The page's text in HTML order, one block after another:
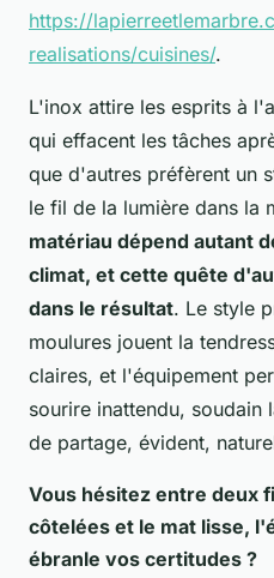
https://
realisations/cuisines/.
L'inox attire les esprits à
qui effacent les tâches
que d'autres préfèrent un
le fil de la lumière dans la
matériau dépend autant
climat, et cette quête
dans le résultat. Le style
moulures jouent la
claires, et l'équipement
sourire inattendu, soudain
de partage, évident,
Vous hésitez entre deux
côtelées et le mat lisse,
ébranle vos certitudes ?